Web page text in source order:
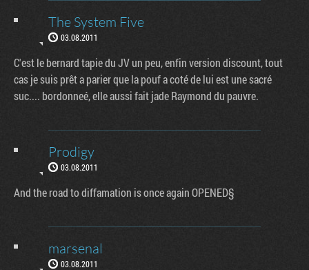
The System Five
03.08.2011
C'est le bernard tapie du JV un peu, enfin version discount, tout
cas je suis prêt a parier que la pouf a coté de lui est une sacré
suc.... bordonneé, elle aussi fait jade Raymond du pauvre.
Prodigy
03.08.2011
And the road to diffamation is once again OPENED§
marsenal
03.08.2011